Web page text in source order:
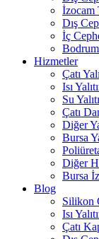
İzocam
Dış
İç
Hizmetler
Çatı
Isı
Su
Çatı
Diğer
Bursa
Diğer
Bursa
Blog
Silikon
Isı
Çatı